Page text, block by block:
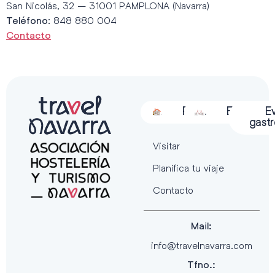
San Nicolás, 32 – 31001 PAMPLONA (Navarra)
Teléfono: 848 880 004
Contacto
Alojamiento
Restauración
Actividades
Visitar
Planifica tu viaje
Contacto
Mail:
info@travelnavarra.com
Tfno.: